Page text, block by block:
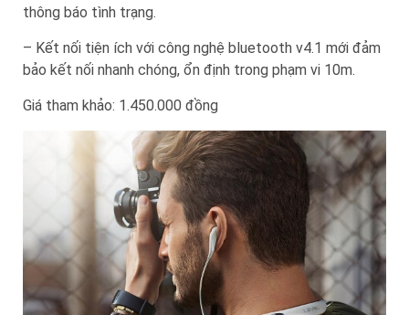
thông báo tình trạng.
– Kết nối tiện ích với công nghệ bluetooth v4.1 mới đảm
bảo kết nối nhanh chóng, ổn định trong phạm vi 10m.
Giá tham khảo: 1.450.000 đồng